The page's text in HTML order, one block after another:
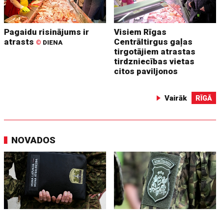
Pagaidu risinājums ir
atrasts © DIENA
Visiem Rīgas
Centrāltirgus gaļas
tirgotājiem atrastas
tirdzniecības vietas
citos paviljonos
Vairāk RĪGĀ
NOVADOS